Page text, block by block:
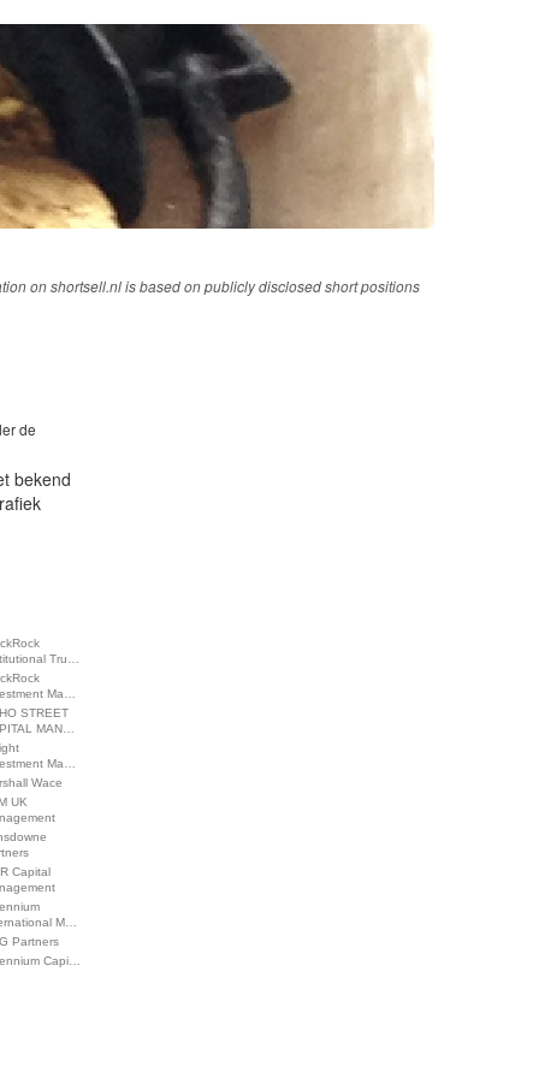
on shortsell.nl is based on publicly disclosed short positions
de
bekend
Tru…
Ma…
STREET
MAN…
Ma…
Wace
UK
Capital
M…
Partners
Capi…